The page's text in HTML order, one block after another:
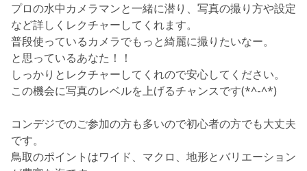
プロの水中カメラマンと一緒に潜り、写真の撮り方や設定
など詳しくレクチャーしてくれます。
普段使っているカメラでもっと綺麗に撮りたいなー。
と思っているあなた！！
しっかりとレクチャーしてくれので安心してください。
この機会に写真のレベルを上げるチャンスです(*^-^*)
コンデジでのご参加の方も多いので初心者の方でも大丈夫
です。
鳥取のポイントはワイド、マクロ、地形とバリエーション